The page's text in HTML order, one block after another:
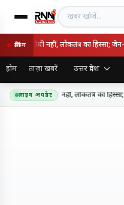
खबर खोजें
ब्रेकिंग
राष्ट्रविरोधी नहीं, लोकतंत्र का हिस्सा;
होम ताज़ा खबरें उत्तर प्रदेश
लाइव अपडेट
आंदोलन राष्ट्रविरोधी नहीं, लोकतंत्र का